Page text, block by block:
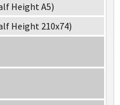
Height A5)
Height 210x74)